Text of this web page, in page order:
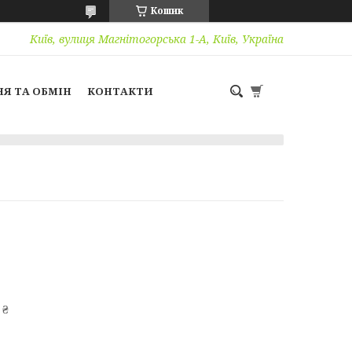
Кошик
Київ, вулиця Магнітогорська 1-А, Київ, Україна
ТА ОБМІН КОНТАКТИ